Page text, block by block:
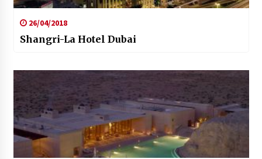
26/04/2018
Shangri-La Hotel Dubai